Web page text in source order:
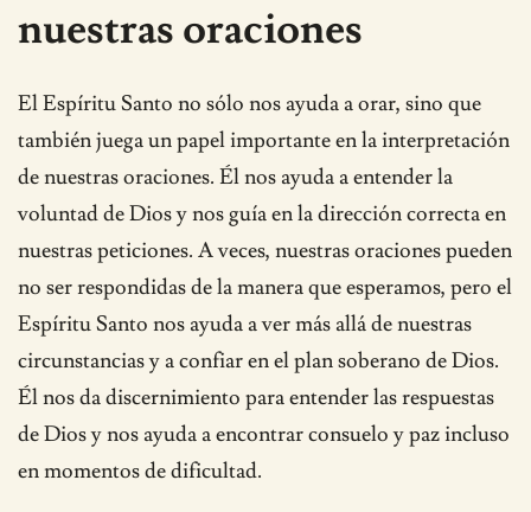
nuestras oraciones
El Espíritu Santo no sólo nos ayuda a orar, sino que
también juega un papel importante en la interpretación
de nuestras oraciones. Él nos ayuda a entender la
voluntad de Dios y nos guía en la dirección correcta en
nuestras peticiones. A veces, nuestras oraciones pueden
no ser respondidas de la manera que esperamos, pero el
Espíritu Santo nos ayuda a ver más allá de nuestras
circunstancias y a confiar en el plan soberano de Dios.
Él nos da discernimiento para entender las respuestas
de Dios y nos ayuda a encontrar consuelo y paz incluso
en momentos de dificultad.